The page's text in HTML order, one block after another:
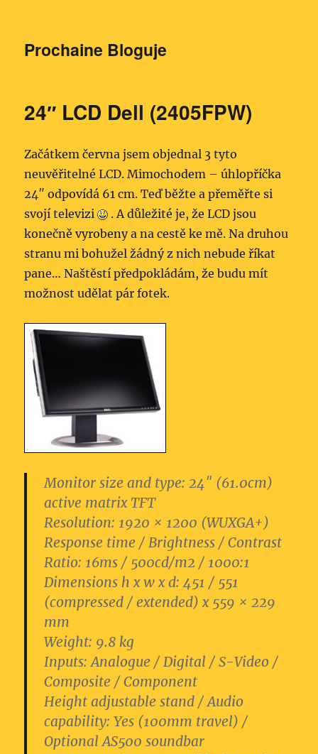
Prochaine Bloguje
24″ LCD Dell (2405FPW)
Začátkem června jsem objednal 3 tyto
neuvěřitelné LCD. Mimochodem – úhlopříčka
24″ odpovídá 61 cm. Teď běžte a přeměřte si
svojí televizi
. A důležité je, že LCD jsou
konečně vyrobeny a na cestě ke mě. Na druhou
stranu mi bohužel žádný z nich nebude říkat
pane… Naštěstí předpokládám, že budu mít
možnost udělat pár fotek.
Monitor size and type: 24″ (61.0cm)
active matrix TFT
Resolution: 1920 × 1200 (WUXGA+)
Response time / Brightness / Contrast
Ratio: 16ms / 500cd/m2 / 1000:1
Dimensions h x w x d: 451 / 551
(compressed / extended) x 559 × 229
mm
Weight: 9.8 kg
Inputs:Analogue / Digital / S-Video /
Composite / Component
Height adjustable stand / Audio
capability: Yes (100mm travel) /
Optional AS500 soundbar